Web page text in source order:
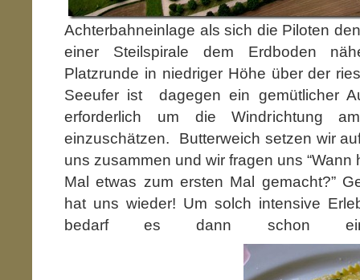
Achterbahneinlage als sich die Piloten
einer Steilspirale dem Erdboden
Platzrunde in niedriger Höhe über der
Seeufer ist dagegen ein gemütlicher
erforderlich um die Windrichtung
einzuschätzen. Butterweich setzen wir
uns zusammen und wir fragen uns
Mal etwas zum ersten Mal gemacht?”
hat uns wieder! Um solch intensive
bedarf es dann schon